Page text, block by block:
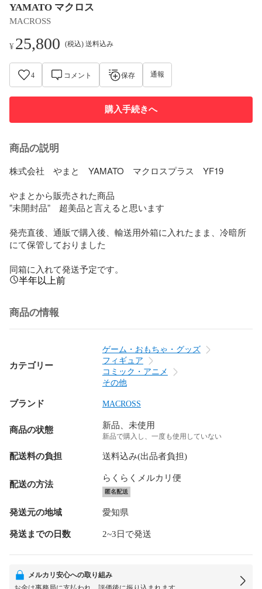
YAMATO マクロス
MACROSS
¥25,800 (税込) 送料込み
4 コメント 保存 通報
購入手続きへ
商品の説明
株式会社　やまと　YAMATO　マクロスプラス　YF19
やまとから販売された商品
”未開封品”　超美品と言えると思います
発売直後、通販で購入後、輸送用外箱に入れたまま、冷暗所
にて保管しておりました
同箱に入れて発送予定です。
半年以上前
商品の情報
カテゴリー
ゲーム・おもちゃ・グッズ
フィギュア
コミック・アニメ
その他
ブランド MACROSS
商品の状態 新品、未使用
新品で購入し、一度も使用していない
配送料の負担 送料込み(出品者負担)
配送の方法
らくらくメルカリ便
匿名配送
発送元の地域 愛知県
発送までの日数 2~3日で発送
メルカリ安心への取り組み